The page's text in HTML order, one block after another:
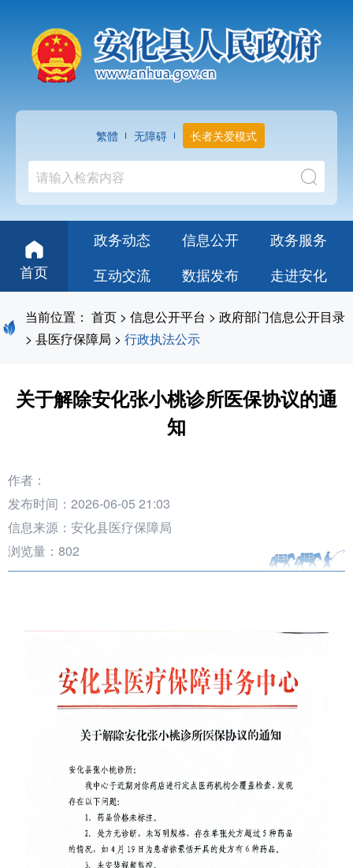
繁體 无障碍 长者关爱模式
首页
政务动态 信息公开
政务服务
互动交流
数据发布 走进安化
当前位置： 首页 > 信息公开平台 > 政府部门信息公开目录
> 县医疗保障局 > 行政执法公示
关于解除安化张小桃诊所医保协议的通
知
作者：
发布时间：2026-06-05 21:03
信息来源：安化县医疗保障局
浏览量： 802